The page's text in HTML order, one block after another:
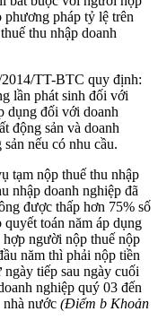
phương pháp tỷ lệ trên
thu nhập doanh
TT-BTC quy định:
lần phát sinh đối với
dụng đối với doanh
động sản và doanh
nếu có nhu cầu.
tạm nộp thuế thu nhập
nhập doanh nghiệp đã
được thấp hơn 75% số
toán năm áp dụng
người nộp thuế nộp
năm thì phải nộp tiền
tiếp sau ngày cuối
nghiệp quý 03 đến
nhà nước (Điểm b Khoản